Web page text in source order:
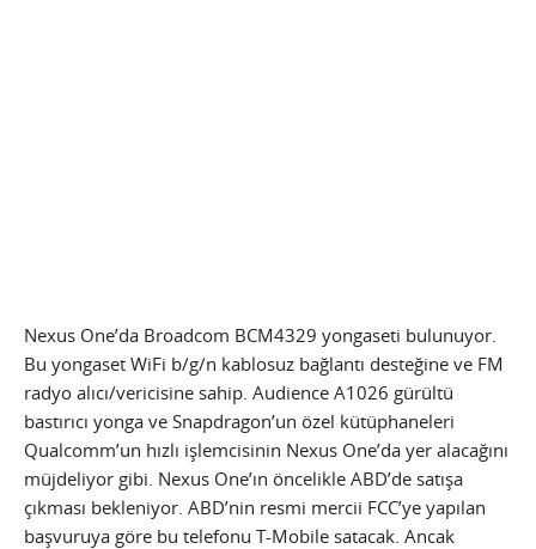
Nexus One’da Broadcom BCM4329 yongaseti bulunuyor.
Bu yongaset WiFi b/g/n kablosuz bağlantı desteğine ve FM
radyo alıcı/vericisine sahip. Audience A1026 gürültü
bastırıcı yonga ve Snapdragon’un özel kütüphaneleri
Qualcomm’un hızlı işlemcisinin Nexus One’da yer alacağını
müjdeliyor gibi. Nexus One’ın öncelikle ABD’de satışa
çıkması bekleniyor. ABD’nin resmi mercii FCC’ye yapılan
başvuruya göre bu telefonu T-Mobile satacak. Ancak